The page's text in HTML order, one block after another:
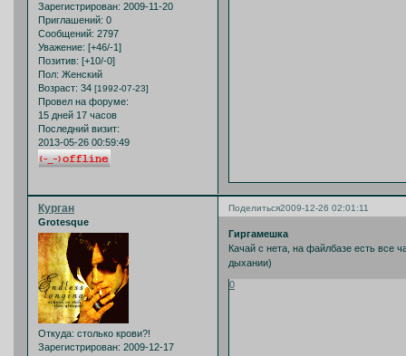
Зарегистрирован: 2009-11-20
Приглашений: 0
Сообщений: 2797
Уважение: [+46/-1]
Позитив: [+10/-0]
Пол: Женский
Возраст: 34 [1992-07-23]
Провел на форуме:
15 дней 17 часов
Последний визит:
2013-05-26 00:59:49
Поделиться2009-12-26 02:01:11
Курган
Grotesque
Откуда: столько крови?!
Зарегистрирован: 2009-12-17
Гиргамешка
Качай с нета, на файлбазе есть все
дыхании)
0